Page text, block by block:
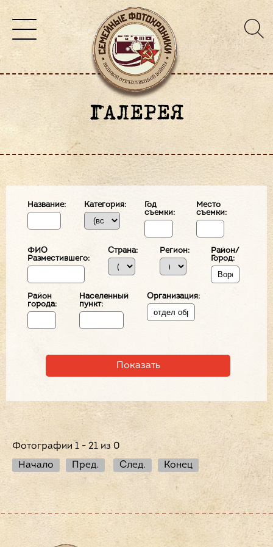
ГАЛЕРЕЯ
Название: Категория:
Год
съемки:
Место
съемки:
ФИО
Разместившего:
Страна: Регион:
Район/
Город:
Район
города:
Населенный
пункт:
Организация:
Фотографии 1 - 21 из 0
Начало
Пред. След. Конец